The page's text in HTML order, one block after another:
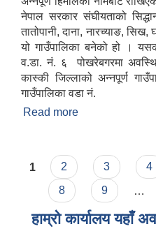
नेपाल सरकार संघीयताको
तातोपानी, दाना, नारच्याङ, सिख,
यो गाउँपालिका बनेको हो ।
व.डा. नं. ६ पोखरेबगरमा
कास्की जिल्लाको अन्नपूर्ण
गाउँपालिका वडा नं.
Read more
Pages
1 2 3 4
8
9 …
हाम्रो कार्यालय यहाँ